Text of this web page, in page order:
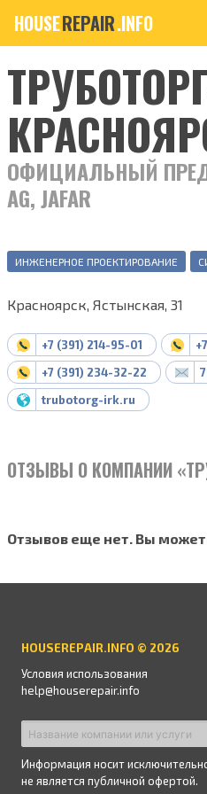
HOUSEREPAIR.INFO
ОФИЦИАЛЬНЫЙ
AG, JAFAR
ИНЖЕНЕРНОЕ ПРОЕКТИРОВАНИЕ
Красноярск, Ястынская, 31
+7 (391) 214-95-01
+7 (391) 234-32-22
trubotorg-irk.ru
ОТЗЫВЫ О КОМПАНИИ
Отзывов еще нет. Вы
HOUSEREPAIR.INFO © 2026
Условия использования
help@houserepair.info
Информация носит
не является публичной офертой.